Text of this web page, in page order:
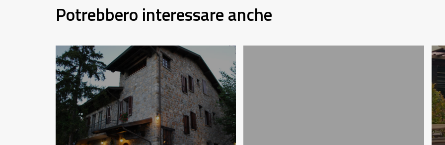
Potrebbero interessare anche